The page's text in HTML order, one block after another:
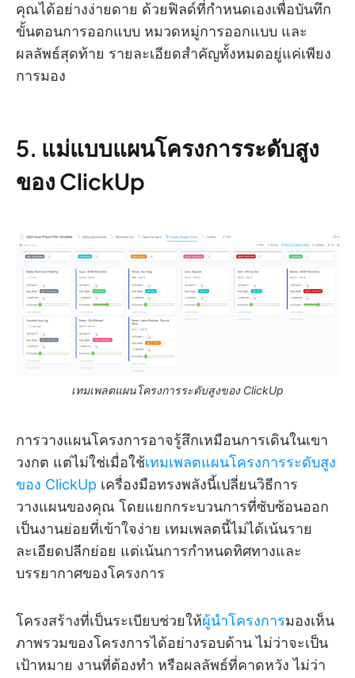
คุณได้อย่างง่ายดาย ด้วยฟิลด์ที่กำหนดเองเพื่อบันทึก
ขั้นตอนการออกแบบ หมวดหมู่การออกแบบ และ
ผลลัพธ์สุดท้าย รายละเอียดสำคัญทั้งหมดอยู่แค่เพียง
การมอง
5. แม่แบบแผนโครงการระดับสูง
ของ ClickUp
เทมเพลตแผนโครงการระดับสูงของ ClickUp
การวางแผนโครงการอาจรู้สึกเหมือนการเดินในเขา
วงกต แต่ไม่ใช่เมื่อใช้เทมเพลตแผนโครงการระดับสูง
ของ ClickUp เครื่องมือทรงพลังนี้เปลี่ยนวิธีการ
วางแผนของคุณ โดยแยกกระบวนการที่ซับซ้อนออก
เป็นงานย่อยที่เข้าใจง่าย เทมเพลตนี้ไม่ได้เน้นราย
ละเอียดปลีกย่อย แต่เน้นการกำหนดทิศทางและ
บรรยากาศของโครงการ
โครงสร้างที่เป็นระเบียบช่วยให้ผู้นำโครงการมองเห็น
ภาพรวมของโครงการได้อย่างรอบด้าน ไม่ว่าจะเป็น
เป้าหมาย งานที่ต้องทำ หรือผลลัพธ์ที่คาดหวัง ไม่ว่า